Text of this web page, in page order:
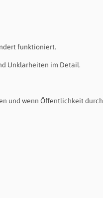
funktioniert.
Unklarheiten im Detail.
und wenn Öffentlichkeit durch